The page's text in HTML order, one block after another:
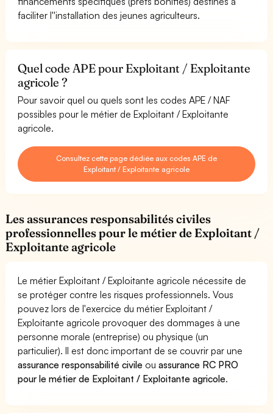
faciliter l''installation des jeunes agriculteurs.
Quel code APE pour Exploitant / Exploitante
agricole ?
Pour savoir quel ou quels sont les codes APE / NAF
possibles pour le métier de Exploitant / Exploitante
agricole.
Consultez cette page dédiée aux codes APE de
Exploitant / Exploitante agricole
Les assurances responsabilités civiles
professionnelles pour le métier de Exploitant /
Exploitante agricole
Le métier Exploitant / Exploitante agricole nécessite de
se protéger contre les risques professionnels. Vous
pouvez lors de l'exercice du métier Exploitant /
Exploitante agricole provoquer des dommages à une
personne morale (entreprise) ou physique (un
particulier). Il est donc important de se couvrir par une
assurance responsabilité civile ouassurance RC PRO
pour le métier de Exploitant / Exploitante agricole.